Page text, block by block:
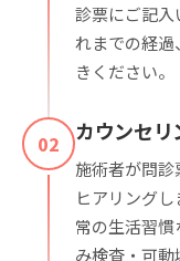
診票にご記入
れまでの経
きください。
02 カウンセ
施術者が問
ヒアリング
常の生活習
み検査・可